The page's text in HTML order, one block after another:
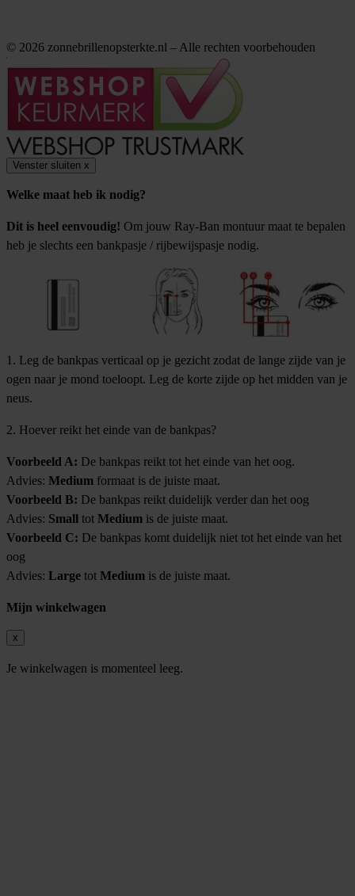
© 2026 zonnebrillenopsterkte.nl – Alle rechten voorbehouden
Venster sluiten x
Welke maat heb ik nodig?
Dit is heel eenvoudig! Om jouw Ray-Ban montuur maat te bepalen
heb je slechts een bankpasje / rijbewijspasje nodig.
1. Leg de bankpas verticaal op je gezicht zodat de lange zijde van je
ogen naar je mond toeloopt. Leg de korte zijde op het midden van je
neus.
2. Hoever reikt het einde van de bankpas?
Voorbeeld A: De bankpas reikt tot het einde van het oog.
Advies: Medium formaat is de juiste maat.
Voorbeeld B: De bankpas reikt duidelijk verder dan het oog
Advies: Small tot Medium is de juiste maat.
Voorbeeld C: De bankpas komt duidelijk niet tot het einde van het
oog
Advies: Large tot Medium is de juiste maat.
Mijn winkelwagen
x
Je winkelwagen is momenteel leeg.